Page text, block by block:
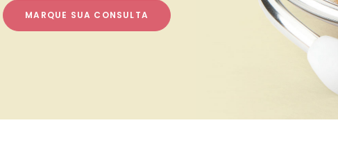
MARQUE SUA CONSULTA